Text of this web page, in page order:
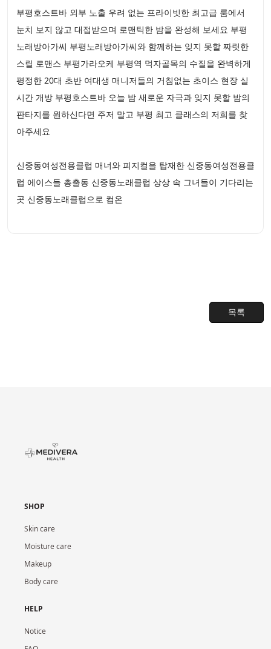
부평호스트바 외부 노출 우려 없는 프라이빗한 최고급 룸에서
눈치 보지 않고 대접받으며 로맨틱한 밤을 완성해 보세요 부평
노래방아가씨 부평노래방아가씨와 함께하는 잊지 못할 짜릿한
스릴 로맨스 부평가라오케 부평역 먹자골목의 수질을 완벽하게
평정한 20대 초반 여대생 매니저들의 거침없는 초이스 현장 실
시간 개방 부평호스트바 오늘 밤 새로운 자극과 잊지 못할 밤의
판타지를 원하신다면 주저 말고 부평 최고 클래스의 저희를 찾
아주세요
신중동여성전용클럽 매너와 피지컬을 탑재한 신중동여성전용클
럽 에이스들 총출동 신중동노래클럽 상상 속 그녀들이 기다리는
곳 신중동노래클럽으로 컴온
목록
SHOP
Skin care
Moisture care
Makeup
Body care
HELP
Notice